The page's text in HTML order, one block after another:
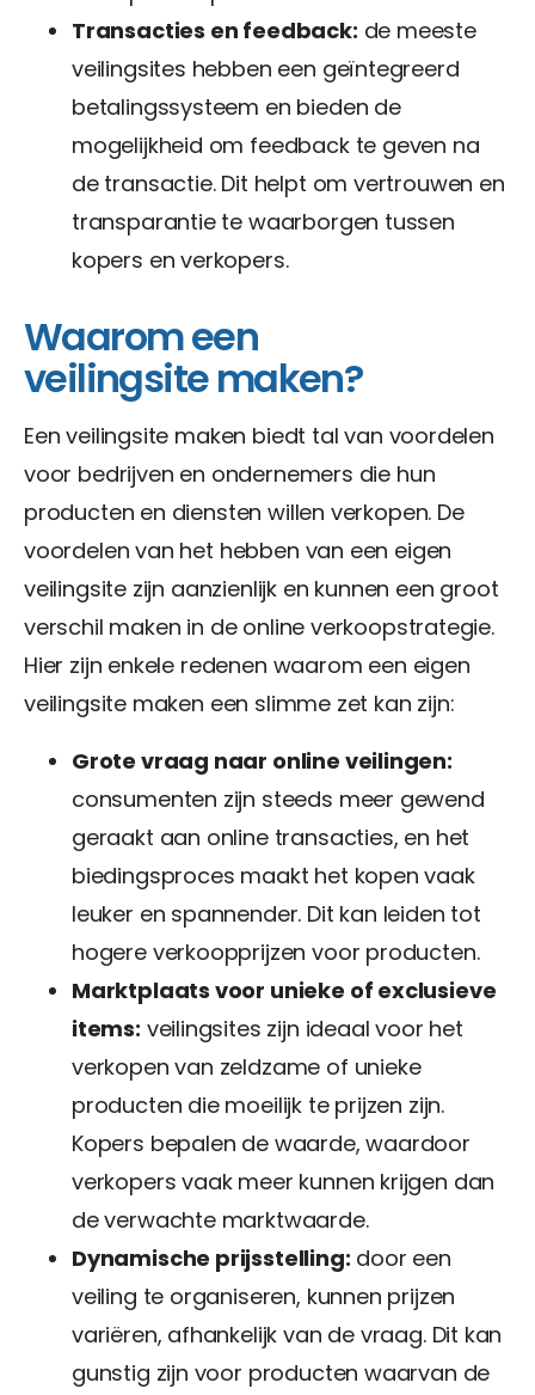
Transacties en feedback: de meeste
veilingsites hebben een geïntegreerd
betalingssysteem en bieden de
mogelijkheid om feedback te geven na
de transactie. Dit helpt om vertrouwen en
transparantie te waarborgen tussen
kopers en verkopers.
Waarom een
veilingsite maken?
Een veilingsite maken biedt tal van voordelen
voor bedrijven en ondernemers die hun
producten en diensten willen verkopen. De
voordelen van het hebben van een eigen
veilingsite zijn aanzienlijk en kunnen een groot
verschil maken in de online verkoopstrategie.
Hier zijn enkele redenen waarom een eigen
veilingsite maken een slimme zet kan zijn:
Grote vraag naar online veilingen:
consumenten zijn steeds meer gewend
geraakt aan online transacties, en het
biedingsproces maakt het kopen vaak
leuker en spannender. Dit kan leiden tot
hogere verkoopprijzen voor producten.
Marktplaats voor unieke of exclusieve
items: veilingsites zijn ideaal voor het
verkopen van zeldzame of unieke
producten die moeilijk te prijzen zijn.
Kopers bepalen de waarde, waardoor
verkopers vaak meer kunnen krijgen dan
de verwachte marktwaarde.
Dynamische prijsstelling: door een
veiling te organiseren, kunnen prijzen
variëren, afhankelijk van de vraag. Dit kan
gunstig zijn voor producten waarvan de